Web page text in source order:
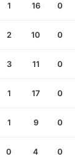
1 16 0
2 10 0
3 11 0
1 17 0
1 9 0
0 4 0